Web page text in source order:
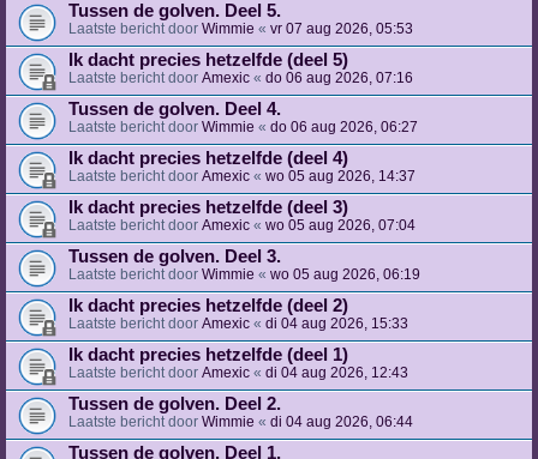
Tussen de golven. Deel 5.
Laatste bericht door Wimmie « vr 07 aug 2026, 05:53
Ik dacht precies hetzelfde (deel 5)
Laatste bericht door Amexic « do 06 aug 2026, 07:16
Tussen de golven. Deel 4.
Laatste bericht door Wimmie « do 06 aug 2026, 06:27
Ik dacht precies hetzelfde (deel 4)
Laatste bericht door Amexic « wo 05 aug 2026, 14:37
Ik dacht precies hetzelfde (deel 3)
Laatste bericht door Amexic « wo 05 aug 2026, 07:04
Tussen de golven. Deel 3.
Laatste bericht door Wimmie « wo 05 aug 2026, 06:19
Ik dacht precies hetzelfde (deel 2)
Laatste bericht door Amexic « di 04 aug 2026, 15:33
Ik dacht precies hetzelfde (deel 1)
Laatste bericht door Amexic « di 04 aug 2026, 12:43
Tussen de golven. Deel 2.
Laatste bericht door Wimmie « di 04 aug 2026, 06:44
Tussen de golven. Deel 1.